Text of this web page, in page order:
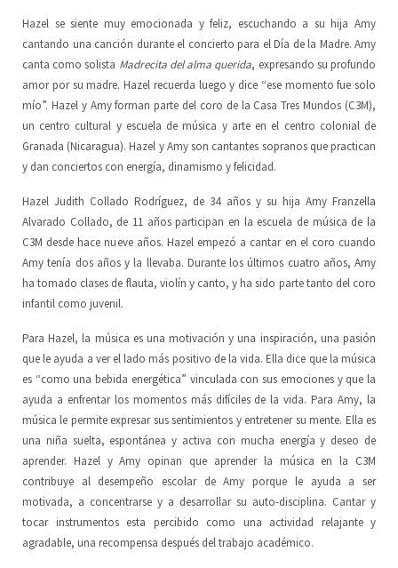
Escuela de Artes Escénicas
LoCreo
Desarrollo rural en Malacatoya
Música en los Barrios
Radio Volcán
Archivo Ciudadano
Biblioteca del Arte
Junta Directiva
ES
DE
EN
Hazel se siente muy emocionada y feliz, escuchando a su hija Amy
cantando una canción durante el concierto para el Día de la Madre. Amy
canta como solista Madrecita del alma querida, expresando su profundo
amor por su madre. Hazel recuerda luego y dice “ese momento fue solo
mío”. Hazel y Amy forman parte del coro de la Casa Tres Mundos (C3M),
un centro cultural y escuela de música y arte en el centro colonial de
Granada (Nicaragua). Hazel y Amy son cantantes sopranos que practican
y dan conciertos con energía, dinamismo y felicidad.
Hazel Judith Collado Rodríguez, de 34 años y su hija Amy Franzella
Alvarado Collado, de 11 años participan en la escuela de música de la
C3M desde hace nueve años. Hazel empezó a cantar en el coro cuando
Amy tenía dos años y la llevaba. Durante los últimos cuatro años, Amy
ha tomado clases de flauta, violín y canto, y ha sido parte tanto del coro
infantil como juvenil.
Para Hazel, la música es una motivación y una inspiración, una pasión
que le ayuda a ver el lado más positivo de la vida. Ella dice que la música
es “como una bebida energética” vinculada con sus emociones y que la
ayuda a enfrentar los momentos más difíciles de la vida. Para Amy, la
música le permite expresar sus sentimientos y entretener su mente. Ella es
una niña suelta, espontánea y activa con mucha energía y deseo de
aprender. Hazel y Amy opinan que aprender la música en la C3M
contribuye al desempeño escolar de Amy porque le ayuda a ser
motivada, a concentrarse y a desarrollar su auto-disciplina. Cantar y
tocar instrumentos esta percibido como una actividad relajante y
agradable, una recompensa después del trabajo académico.